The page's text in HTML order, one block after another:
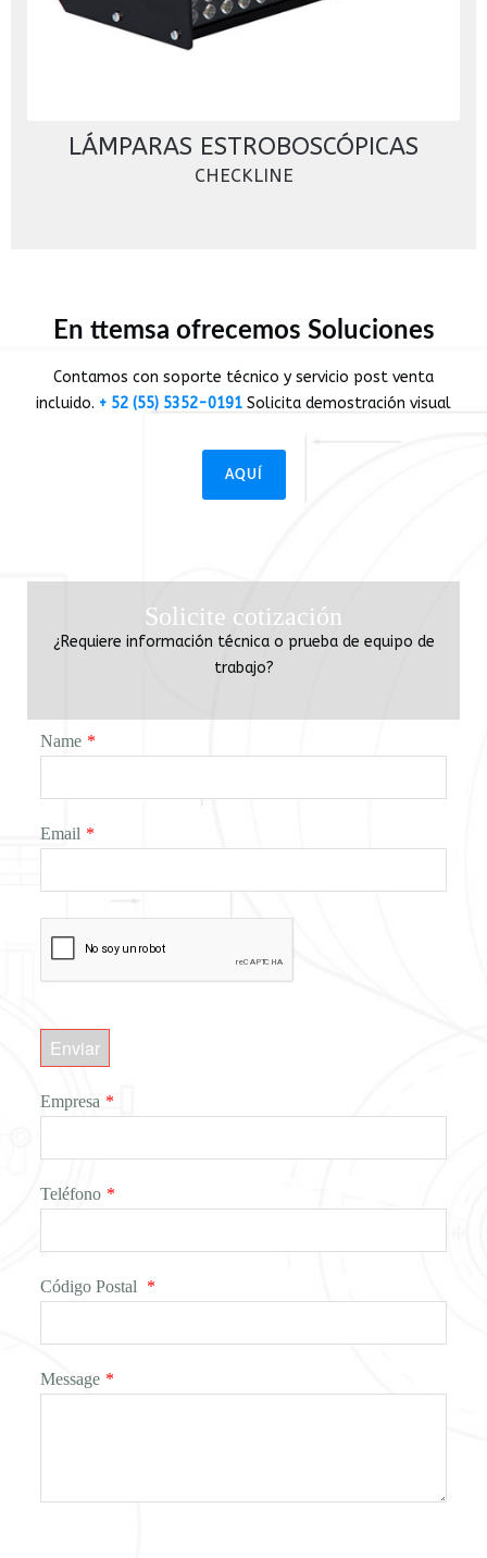
LÁMPARAS ESTROBOSCÓPICAS
CHECKLINE
En ttemsa ofrecemos Soluciones
Contamos con soporte técnico y servicio post venta
incluido. + 52 (55) 5352-0191 Solicita demostración visual
AQUÍ
Solicite cotización
¿Requiere información técnica o prueba de equipo de
trabajo?
Name *
Email *
Enviar
Empresa *
Teléfono *
Código Postal *
Message *